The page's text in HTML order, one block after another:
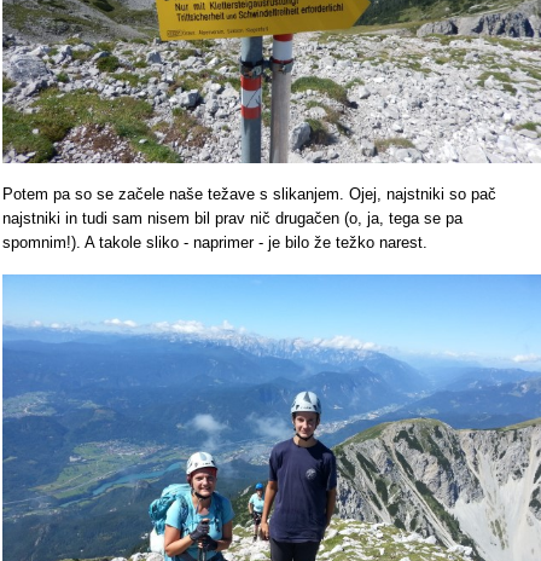
Potem pa so se začele naše težave s slikanjem. Ojej, najstniki so pač
najstniki in tudi sam nisem bil prav nič drugačen (o, ja, tega se pa
spomnim!). A takole sliko - naprimer - je bilo že težko narest.